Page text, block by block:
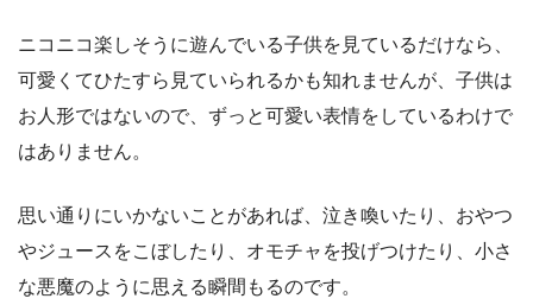
ニコニコ楽しそうに遊んでいる子供を見ているだけなら、
可愛くてひたすら見ていられるかも知れませんが、子供は
お人形ではないので、ずっと可愛い表情をしているわけで
はありません。
思い通りにいかないことがあれば、泣き喚いたり、おやつ
やジュースをこぼしたり、オモチャを投げつけたり、小さ
な悪魔のように思える瞬間もるのです。